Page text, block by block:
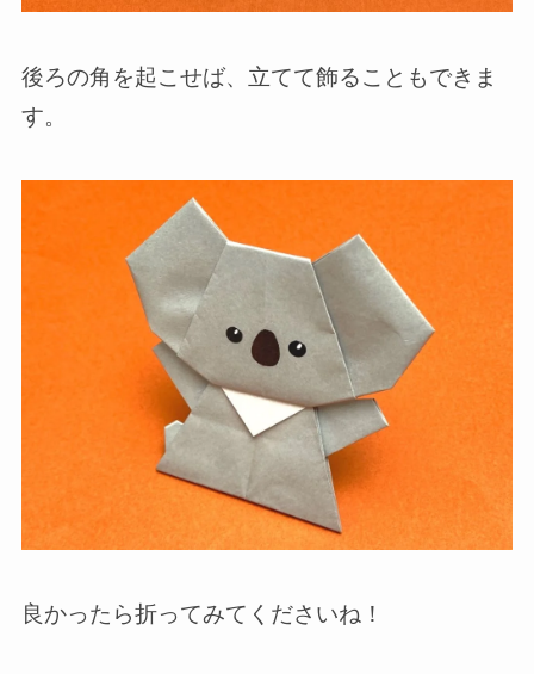
後ろの角を起こせば、立てて飾ることもできま
す。
良かったら折ってみてくださいね！